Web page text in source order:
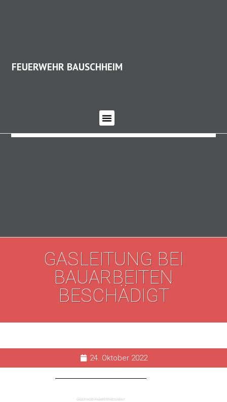
FEUERWEHR BAUSCHHEIM
GASLEITUNG BEI
BAUARBEITEN
BESCHÄDIGT
24. Oktober 2022
GASLEITUNG BEI BAUARBEITEN BESCHÄDIGT